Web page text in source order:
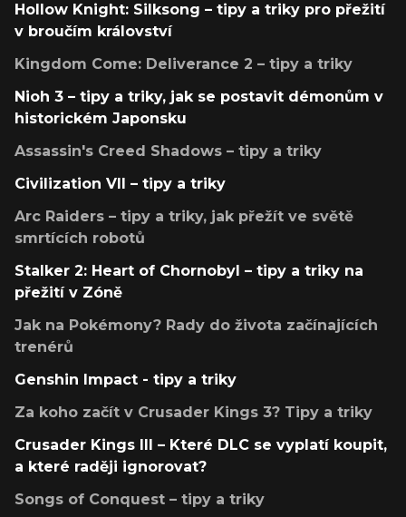
Hollow Knight: Silksong – tipy a triky pro přežití
v broučím království
Kingdom Come: Deliverance 2 – tipy a triky
Nioh 3 – tipy a triky, jak se postavit démonům v
historickém Japonsku
Assassin's Creed Shadows – tipy a triky
Civilization VII – tipy a triky
Arc Raiders – tipy a triky, jak přežít ve světě
smrtících robotů
Stalker 2: Heart of Chornobyl – tipy a triky na
přežití v Zóně
Jak na Pokémony? Rady do života začínajících
trenérů
Genshin Impact - tipy a triky
Za koho začít v Crusader Kings 3? Tipy a triky
Crusader Kings III – Které DLC se vyplatí koupit,
a které raději ignorovat?
Songs of Conquest – tipy a triky